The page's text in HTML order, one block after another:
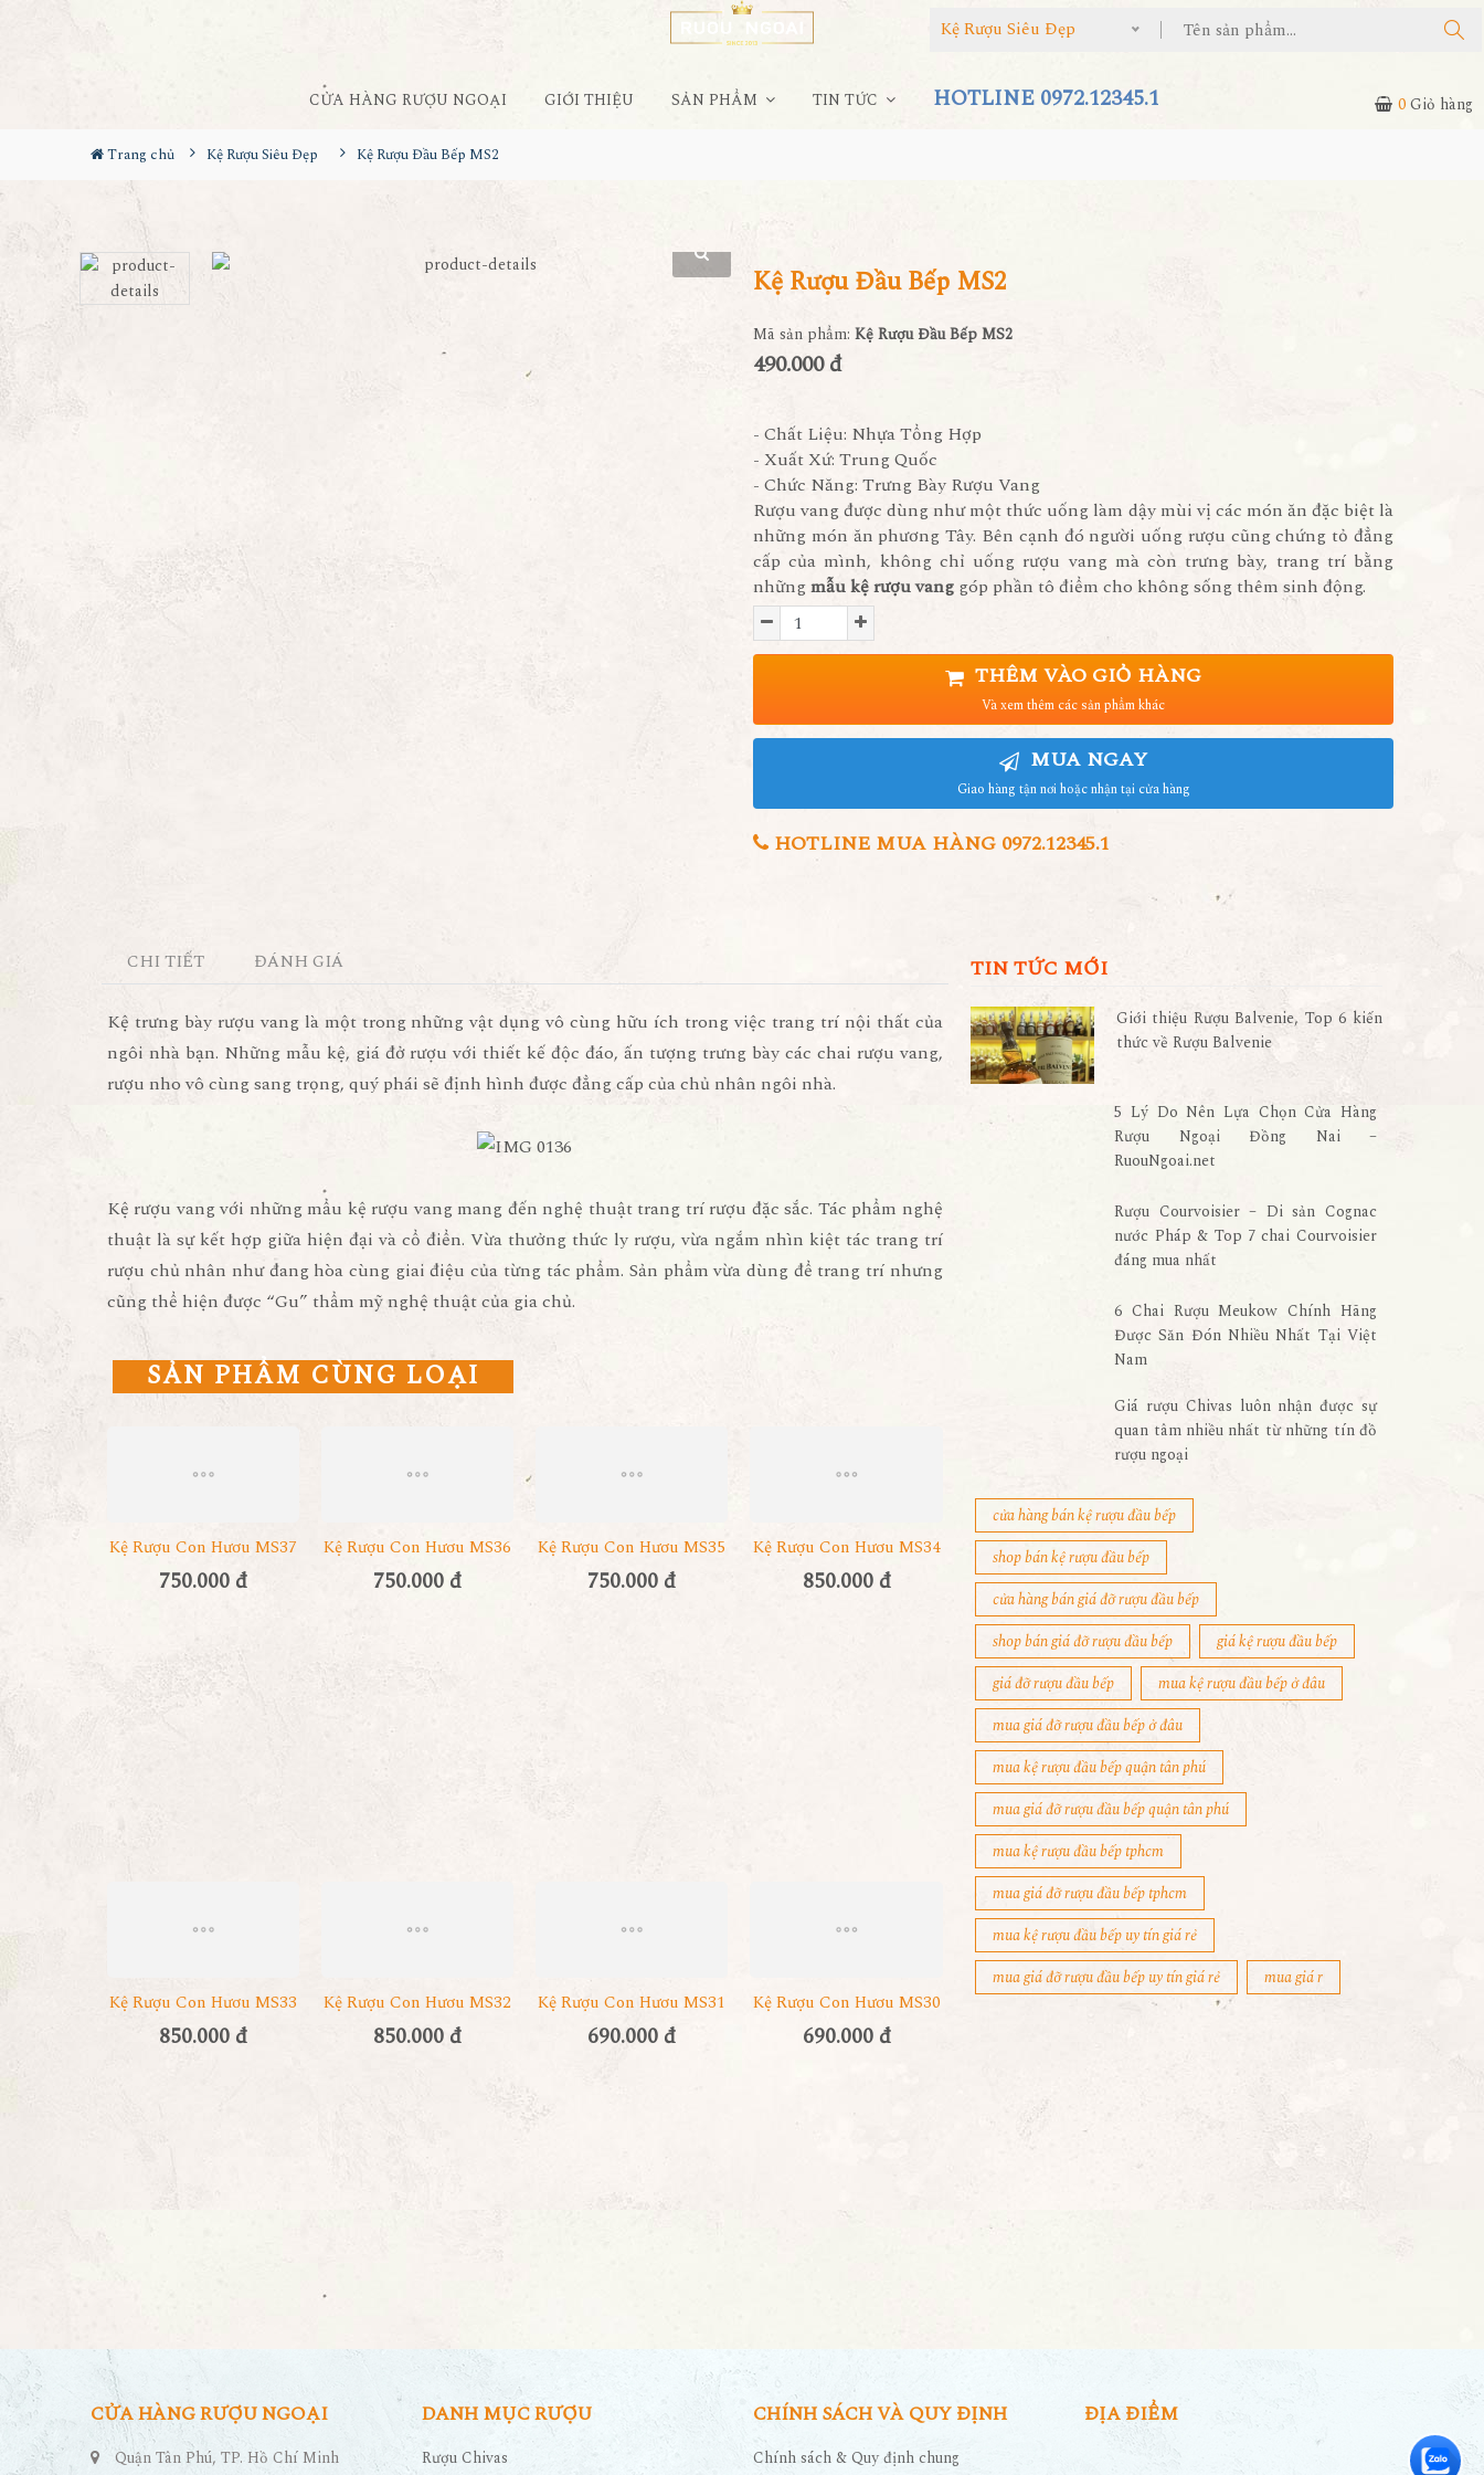
Kệ Rượu Siêu Đẹp
CỬA HÀNG RƯỢU NGOẠI GIỚI THIỆU SẢN PHẨM TIN TỨC HOTLINE 0972.12345.1 0Giỏ hàng
Trang chủ Kệ Rượu Siêu Đẹp Kệ Rượu Đầu Bếp MS2
Kệ Rượu Đầu Bếp MS2
Mã sản phẩm: Kệ Rượu Đầu Bếp MS2
490.000 đ
- Chất Liệu: Nhựa Tổng Hợp
- Xuất Xứ: Trung Quốc
- Chức Năng: Trưng Bày Rượu Vang
Rượu vang được dùng như một thức uống làm dậy mùi vị các món ăn đặc biệt là
những món ăn phương Tây. Bên cạnh đó người uống rượu cũng chứng tỏ đẳng
cấp của mình, không chỉ uống rượu vang mà còn trưng bày, trang trí bằng
nhữngmẫu kệ rượu vang góp phần tô điểm cho không sống thêm sinh động.
THÊM VÀO GIỎ HÀNG
Và xem thêm các sản phẩm khác
MUA NGAY
Giao hàng tận nơi hoặc nhận tại cửa hàng
HOTLINE MUA HÀNG 0972.12345.1
CHI TIẾT ĐÁNH GIÁ
Kệ trưng bày rượu vanglà một trong những vật dụng vô cùng hữu ích trong việc trang trí nội thất của
ngôi nhà bạn. Những mẫu kệ, giá đở rượu với thiết kế độc đáo, ấn tượng trưng bày các chai rượu vang,
rượu nho vô cùng sang trọng, quý phái sẽ định hình được đẳng cấp của chủ nhân ngôi nhà.
Kệ rượu vangvới những mẩu kệ rượu vang mang đến nghệ thuật trang trí rượu đặc sắc. Tác phẩm nghệ
thuật là sự kết hợp giữa hiện đại và cổ điển. Vừa thưởng thức ly rượu, vừa ngắm nhìn kiệt tác trang trí
rượu chủ nhân như đang hòa cùng giai điệu của từng tác phẩm. Sản phẩm vừa dùng để trang trí nhưng
cũng thể hiện được “Gu” thẩm mỹ nghệ thuật của gia chủ.
SẢN PHẨM CÙNG LOẠI
Kệ Rượu Con Hươu MS37
750.000 đ
Kệ Rượu Con Hươu MS36
750.000 đ
Kệ Rượu Con Hươu MS35
750.000 đ
Kệ Rượu Con Hươu MS34
850.000 đ
Kệ Rượu Con Hươu MS33
850.000 đ
Kệ Rượu Con Hươu MS32
850.000 đ
Kệ Rượu Con Hươu MS31
690.000 đ
Kệ Rượu Con Hươu MS30
690.000 đ
TIN TỨC MỚI
Giới thiệu Rượu Balvenie, Top 6 kiến
thức về Rượu Balvenie
5 Lý Do Nên Lựa Chọn Cửa Hàng
Rượu Ngoại Đồng Nai –
RuouNgoai.net
Rượu Courvoisier – Di sản Cognac
nước Pháp & Top 7 chai Courvoisier
đáng mua nhất
6 Chai Rượu Meukow Chính Hãng
Được Săn Đón Nhiều Nhất Tại Việt
Nam
Giá rượu Chivas luôn nhận được sự
quan tâm nhiều nhất từ những tín đồ
rượu ngoại
cửa hàng bán kệ rượu đầu bếp
shop bán kệ rượu đầu bếp
cửa hàng bán giá đỡ rượu đầu bếp
shop bán giá đỡ rượu đầu bếp
giá kệ rượu đầu bếp
giá đỡ rượu đầu bếp
mua kệ rượu đầu bếp ở đâu
mua giá đỡ rượu đầu bếp ở đâu
mua kệ rượu đầu bếp quận tân phú
mua giá đỡ rượu đầu bếp quận tân phú
mua kệ rượu đầu bếp tphcm
mua giá đỡ rượu đầu bếp tphcm
mua kệ rượu đầu bếp uy tín giá rẻ
mua giá đỡ rượu đầu bếp uy tín giá rẻ
mua giá r
CỬA HÀNG RƯỢU NGOẠI
Quận Tân Phú, TP. Hồ Chí Minh
DANH MỤC RƯỢU
Rượu Chivas
CHÍNH SÁCH VÀ QUY ĐỊNH
Chính sách & Quy định chung
ĐỊA ĐIỂM